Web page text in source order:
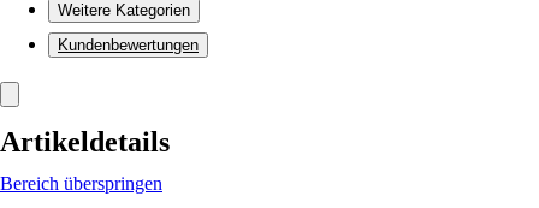
Weitere Kategorien
Kundenbewertungen
Artikeldetails
Bereich überspringen